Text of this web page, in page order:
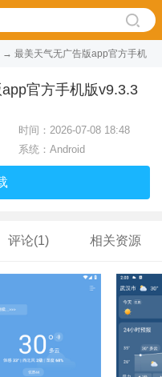
→ 最美天气无广告版app官方手机
官方手机版v9.3.3
时间：2026-07-08 18:48
系统：Android
评论(1) 相关资源